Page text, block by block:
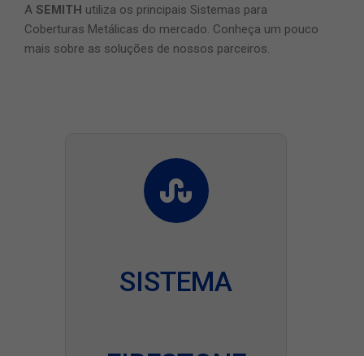
A SEMITH utiliza os principais Sistemas para
Coberturas Metálicas do mercado. Conheça um pouco
mais sobre as soluções de nossos parceiros.
SISTEMA